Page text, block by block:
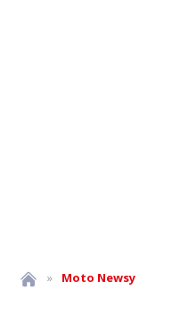
» Moto Newsy